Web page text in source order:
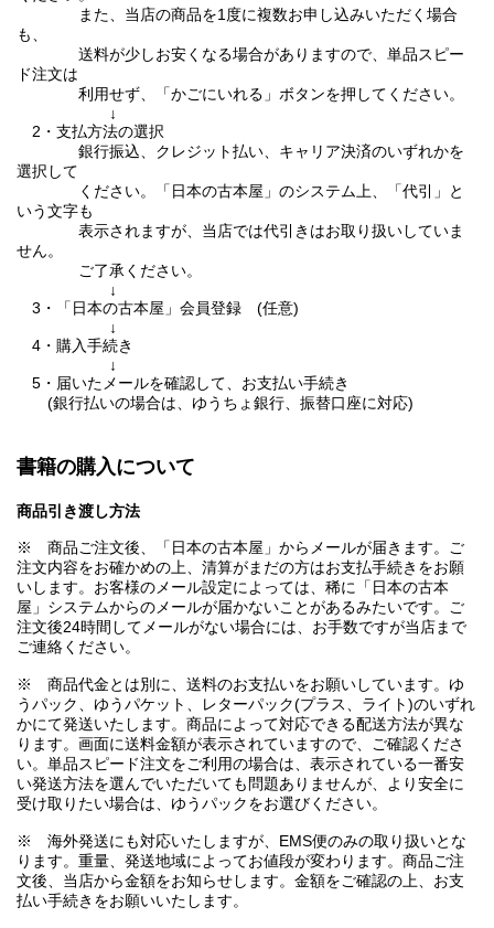
また、当店の商品を1度に複数お申し込みいただく場合
も、
送料が少しお安くなる場合がありますので、単品スピー
ド注文は
利用せず、「かごにいれる」ボタンを押してください。
↓
2・支払方法の選択
銀行振込、クレジット払い、キャリア決済のいずれかを
選択して
ください。「日本の古本屋」のシステム上、「代引」と
いう文字も
表示されますが、当店では代引きはお取り扱いしていま
せん。
ご了承ください。
↓
3・「日本の古本屋」会員登録 (任意)
↓
4・購入手続き
↓
5・届いたメールを確認して、お支払い手続き
(銀行払いの場合は、ゆうちょ銀行、振替口座に対応)
書籍の購入について
商品引き渡し方法
※ 商品ご注文後、「日本の古本屋」からメールが届きます。ご
注文内容をお確かめの上、清算がまだの方はお支払手続きをお願
いします。お客様のメール設定によっては、稀に「日本の古本
屋」システムからのメールが届かないことがあるみたいです。ご
注文後24時間してメールがない場合には、お手数ですが当店まで
ご連絡ください。
※ 商品代金とは別に、送料のお支払いをお願いしています。ゆ
うパック、ゆうパケット、レターパック(プラス、ライト)のいずれ
かにて発送いたします。商品によって対応できる配送方法が異な
ります。画面に送料金額が表示されていますので、ご確認くださ
い。単品スピード注文をご利用の場合は、表示されている一番安
い発送方法を選んでいただいても問題ありませんが、より安全に
受け取りたい場合は、ゆうパックをお選びください。
※ 海外発送にも対応いたしますが、EMS便のみの取り扱いとな
ります。重量、発送地域によってお値段が変わります。商品ご注
文後、当店から金額をお知らせします。金額をご確認の上、お支
払い手続きをお願いいたします。